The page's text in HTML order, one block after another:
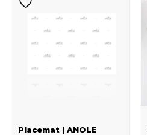
Placemat | ANOLE